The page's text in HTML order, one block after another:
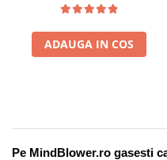
ADAUGA IN COS
Pe MindBlower.ro gasesti